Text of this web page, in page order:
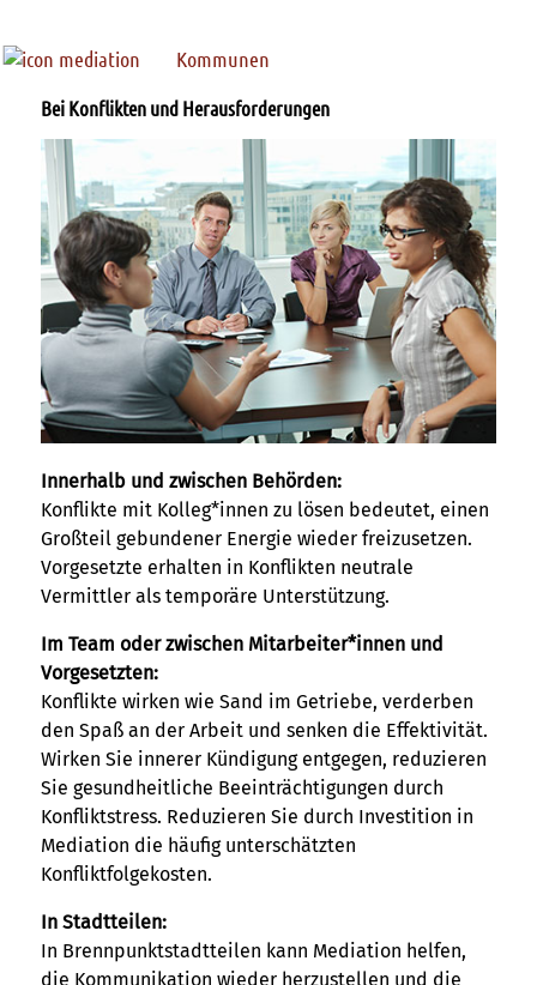
Kommunen
Bei Konflikten und Herausforderungen
Innerhalb und zwischen Behörden:
Konflikte mit Kolleg*innen zu lösen bedeutet, einen
Großteil gebundener Energie wieder freizusetzen.
Vorgesetzte erhalten in Konflikten neutrale
Vermittler als temporäre Unterstützung.
Im Team oder zwischen Mitarbeiter*innen und
Vorgesetzten:
Konflikte wirken wie Sand im Getriebe, verderben
den Spaß an der Arbeit und senken die Effektivität.
Wirken Sie innerer Kündigung entgegen, reduzieren
Sie gesundheitliche Beeinträchtigungen durch
Konfliktstress. Reduzieren Sie durch Investition in
Mediation die häufig unterschätzten
Konfliktfolgekosten.
In Stadtteilen:
In Brennpunktstadtteilen kann Mediation helfen,
die Kommunikation wieder herzustellen und die